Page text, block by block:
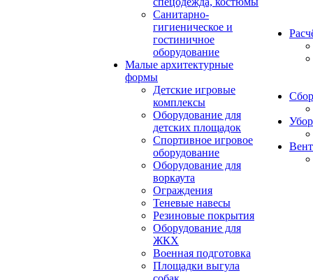
Санитарно-
гигиеническое и
гостиничное
оборудование
Малые архитектурные
формы
Детские игровые
комплексы
Оборудование для
детских площадок
Спортивное игровое
оборудование
Оборудование для
воркаута
Ограждения
Теневые навесы
Резиновые покрытия
Оборудование для
ЖКХ
Военная подготовка
Площадки выгула